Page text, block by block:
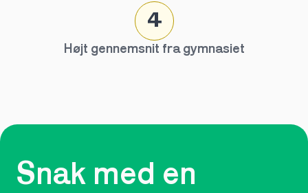
4
Højt gennemsnit fra gymnasiet
Snak med en